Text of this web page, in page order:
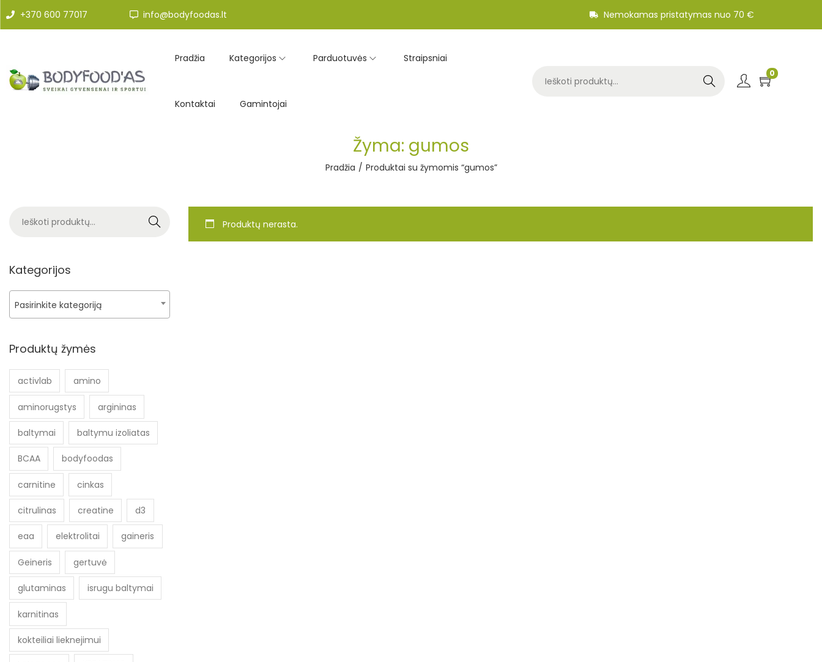
+370 600 77017 info@bodyfoodas.lt Nemokamas pristatymas nuo 70 €
Pradžia Kategorijos Parduotuvės Straipsniai
Kontaktai Gamintojai
Search
0
Žyma: gumos
Pradžia / Produktai su žymomis “gumos”
Produktų nerasta.
Search
Kategorijos
Pasirinkite kategoriją
Produktų žymės
activlab amino
aminorugstys argininas
baltymai baltymu izoliatas
BCAA bodyfoodas
carnitine cinkas
citrulinas creatine d3
eaa elektrolitai gaineris
Geineris gertuvė
glutaminas isrugu baltymai
karnitinas
kokteiliai lieknejimui